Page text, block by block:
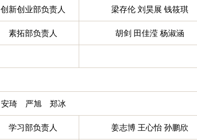
创新创业部负责人 梁存伦 刘昊展 钱筱琪
素拓部负责人 胡剑 田佳滢 杨淑涵
安琦 严旭 郑冰
学习部负责人 姜志博 王心怡 孙鹏欣